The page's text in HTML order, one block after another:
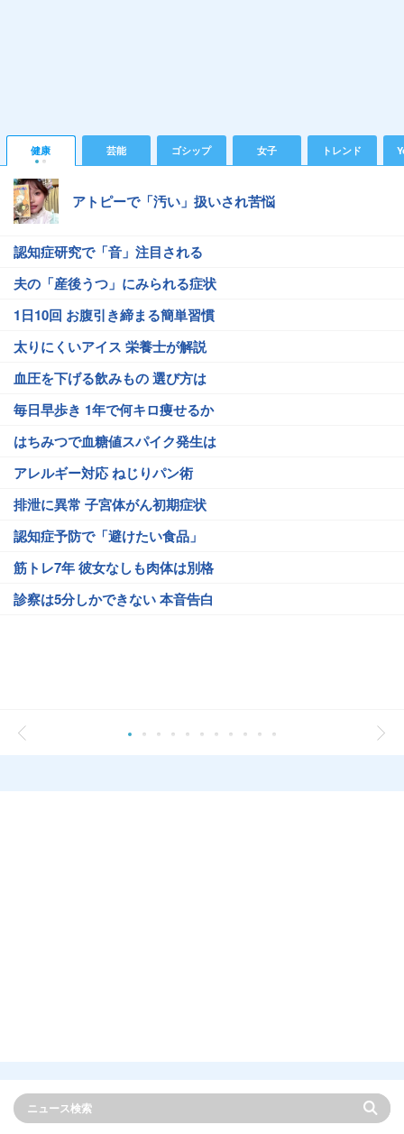
健康 芸能 ゴシップ 女子 トレンド
アトピーで「汚い」扱いされ苦悩
認知症研究で「音」注目される
夫の「産後うつ」にみられる症状
1日10回 お腹引き締まる簡単習慣
太りにくいアイス 栄養士が解説
血圧を下げる飲みもの 選び方は
毎日早歩き 1年で何キロ痩せるか
はちみつで血糖値スパイク発生は
アレルギー対応 ねじりパン術
排泄に異常 子宮体がん初期症状
認知症予防で「避けたい食品」
筋トレ7年 彼女なしも肉体は別格
診察は5分しかできない 本音告白